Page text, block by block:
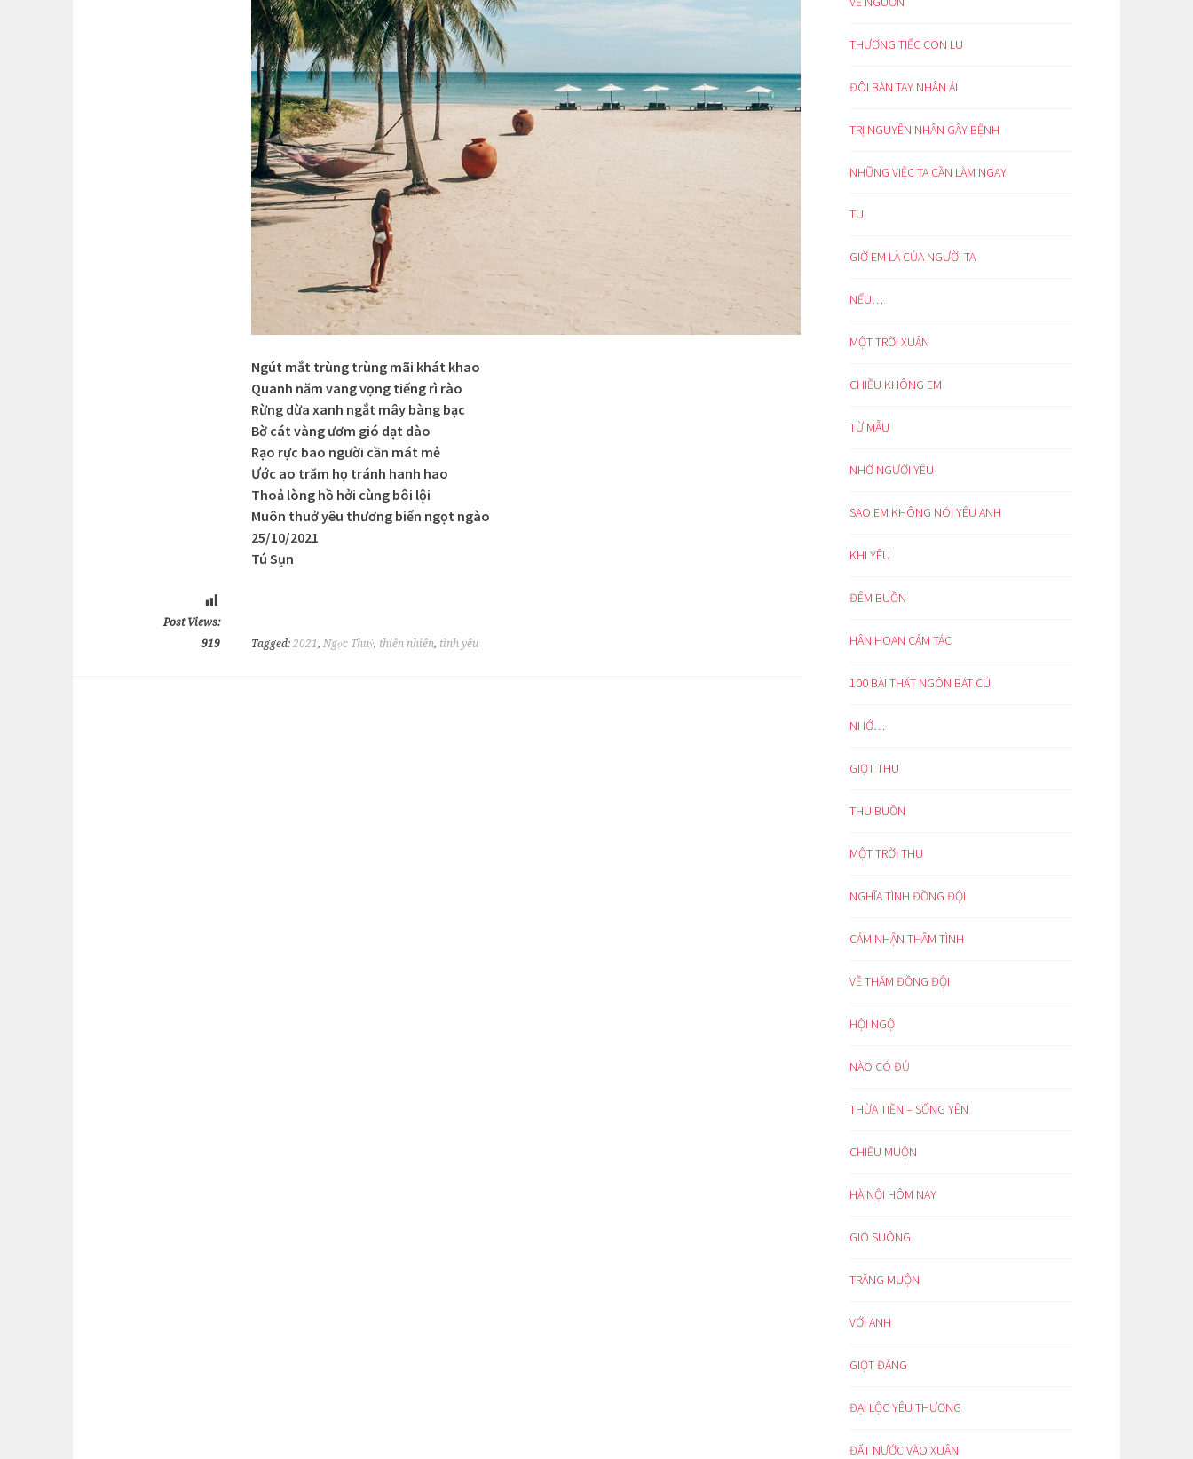
Ngút mắt trùng trùng mãi khát khao
Quanh năm vang vọng tiếng rì rào
Rừng dừa xanh ngắt mây bàng bạc
Bờ cát vàng ươm gió dạt dào
Rạo rực bao người cần mát mẻ
Ước ao trăm họ tránh hanh hao
Thoả lòng hồ hởi cùng bôi lội
Muôn thuở yêu thương biển ngọt ngào
25/10/2021
Tú Sụn
Post Views:
919
Tagged: 2021, Ngọc Thuỷ, thiên nhiên, tình yêu
THƯƠNG TIẾC CON LU
ĐÔI BÀN TAY NHÂN ÁI
TRỊ NGUYÊN NHÂN GÂY BỆNH
NHỮNG VIỆC TA CẦN LÀM NGAY
TU
GIỜ EM LÀ CỦA NGƯỜI TA
NẾU…
MỘT TRỜI XUÂN
CHIỀU KHÔNG EM
TỪ MẪU
NHỚ NGƯỜI YÊU
SAO EM KHÔNG NÓI YÊU ANH
KHI YÊU
ĐÊM BUỒN
HÂN HOAN CẢM TÁC
100 BÀI THẤT NGÔN BÁT CÚ
NHỚ…
GIỌT THU
THU BUỒN
MỘT TRỜI THU
NGHĨA TÌNH ĐỒNG ĐỘI
CẢM NHẬN THÂM TÌNH
VỀ THĂM ĐỒNG ĐỘI
HỘI NGỘ
NÀO CÓ ĐỦ
THỪA TIỀN – SỐNG YÊN
CHIỀU MUỘN
HÀ NỘI HÔM NAY
GIÓ SUÔNG
TRĂNG MUỘN
VỚI ANH
GIỌT ĐẮNG
ĐẠI LỘC YÊU THƯƠNG
ĐẤT NƯỚC VÀO XUÂN